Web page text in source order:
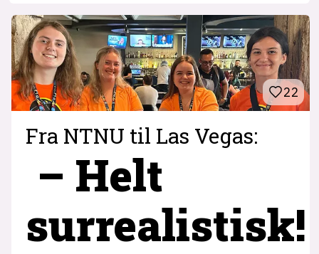
22
Fra NTNU til Las Vegas:
– Helt
surrealistisk!